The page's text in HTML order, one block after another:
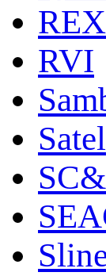
RVI
Satel